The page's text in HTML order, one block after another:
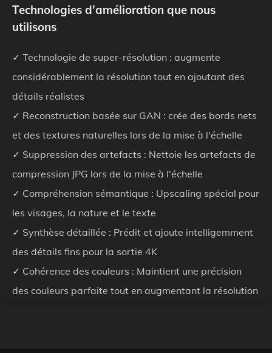
Technologies d'amélioration que nous
utilisons
✓ Technologie de super-résolution : augmente
considérablement la résolution tout en ajoutant des
détails réalistes
✓ Reconstruction basée sur GAN : crée des bords nets
et des textures naturelles lors de la mise à l'échelle
✓ Suppression des artefacts : Nettoie les artefacts de
compression JPG lors de la mise à l'échelle
✓ Compréhension sémantique : Upscaling spécial pour
les visages, la nature et le texte
✓ Synthèse détaillée : Prédit et ajoute intelligemment
des détails fins pour la sortie 4K
✓ Cohérence des couleurs : Maintient une précision
des couleurs parfaite tout en augmentant la résolution